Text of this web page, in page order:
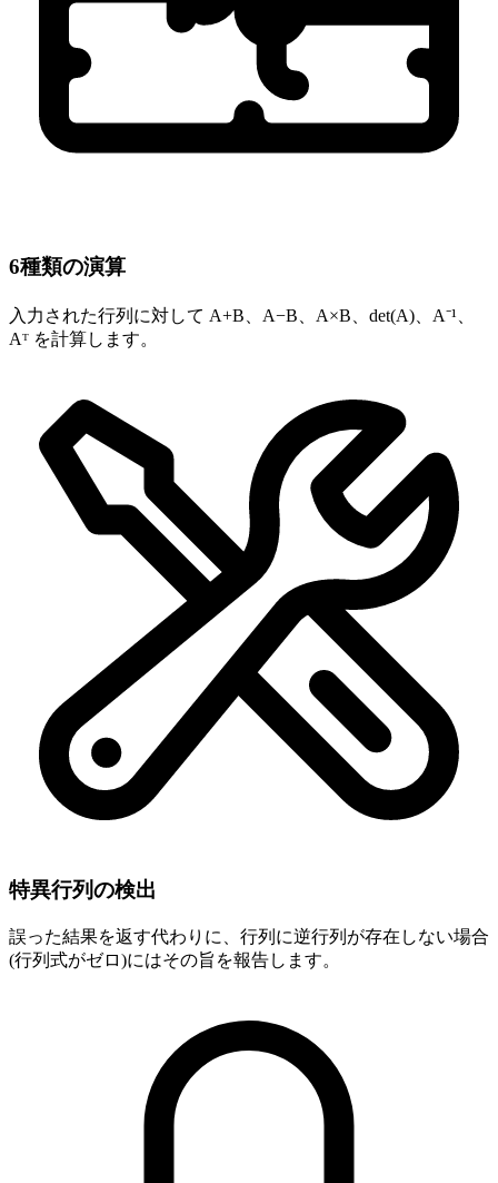
6種類の演算
入力された行列に対して A+B、A−B、A×B、det(A)、A⁻¹、
Aᵀ を計算します。
特異行列の検出
誤った結果を返す代わりに、行列に逆行列が存在しない場合
(行列式がゼロ)にはその旨を報告します。